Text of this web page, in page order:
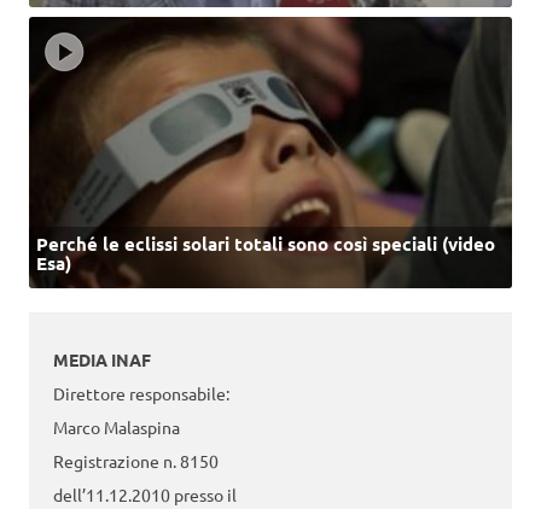
Perché le eclissi solari totali sono così speciali (video
Esa)
MEDIA INAF
Direttore responsabile:
Marco Malaspina
Registrazione n. 8150
dell’11.12.2010 presso il